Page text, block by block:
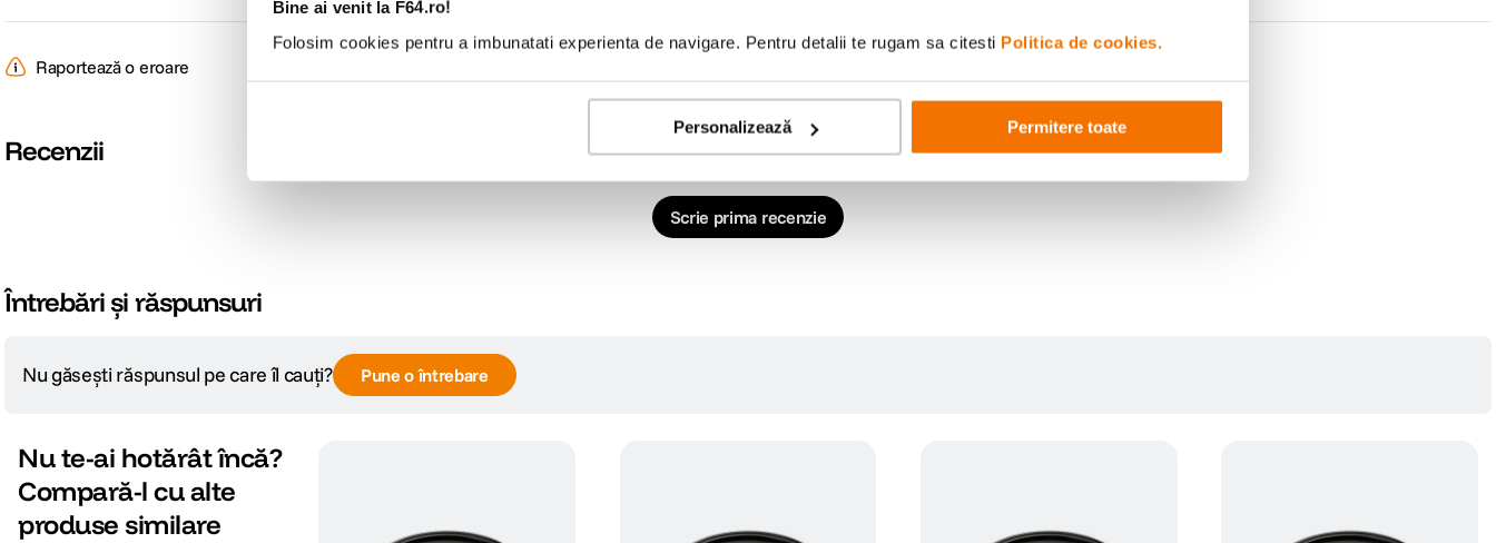
Bine ai venit la F64.ro!
Folosim cookies pentru a imbunatati experienta de navigare. Pentru detalii te rugam sa citesti Politica de cookies.
Personalizează Permitere toate
Raportează o eroare
Recenzii
Scrie prima recenzie
Întrebări și răspunsuri
Nu găsești răspunsul pe care îl cauți? Pune o întrebare
Nu te-ai hotărât încă?
Compară-l cu alte
produse similare